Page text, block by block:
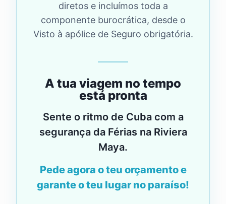
diretos e incluímos toda a
componente burocrática, desde o
Visto à apólice de Seguro obrigatória.
A tua viagem no tempo
está pronta
Sente o ritmo de Cuba com a
segurança da Férias na Riviera
Maya.
Pede agora o teu orçamento e
garante o teu lugar no paraíso!